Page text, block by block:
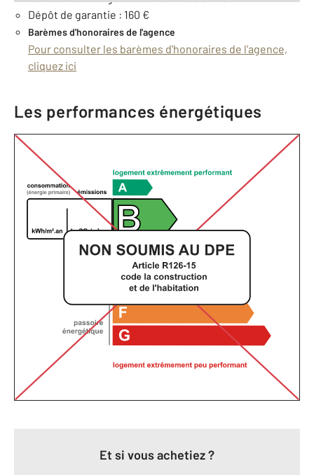
Dépôt de garantie : 160 €
Barèmes d'honoraires de l'agence
Pour consulter les barèmes d'honoraires de l'agence,
cliquez ici
Les performances énergétiques
Et si vous achetiez ?